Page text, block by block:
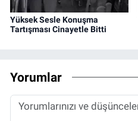
Yüksek Sesle Konuşma
Tartışması Cinayetle Bitti
Yorumlar